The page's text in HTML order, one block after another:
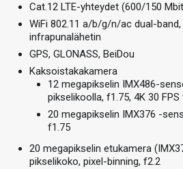
Cat.12 LTE-yhteydet (600/150
WiFi 802.11 a/b/g/n/ac dual-band,
infrapunalähetin
GPS, GLONASS, BeiDou
Kaksoistakakamera
12 megapikselin IMX486-
pikselikoolla, f1.75, 4K 30
20 megapikselin IMX376 -
f1.75
20 megapikselin etukamera
pikselikoko, pixel-binning, f2.2